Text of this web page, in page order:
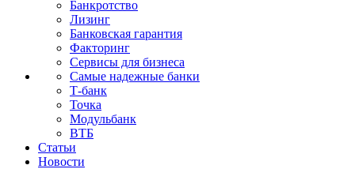
Банкротство
Лизинг
Банковская гарантия
Факторинг
Сервисы для бизнеса
Самые надежные банки
Т-банк
Точка
Модульбанк
ВТБ
Статьи
Новости